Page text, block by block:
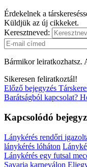
Érdekelnek a
Küldjük az új cikkeket.
Keresztneved:
Bármikor leiratkozhatsz.
Sikeresen feliratkoztál!
Előző bejegyzés
Barátságból kapcsolat?
Kapcsolódó
Lánykérés rendőri
lánykérés lóháton
Lánykérés egy futsal
Savaria karneválon